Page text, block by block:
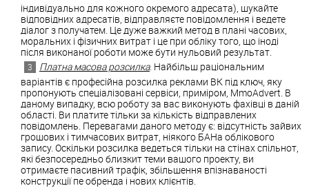
індивідуально для кожного окремого адресата), шукайте
відповідних адресатів, відправляєте повідомлення і ведете
діалог з получатем. Це дуже важкий метод в плані часових,
моральних і фізичних витрат і це при обліку того, що іноді
після виконаної роботи може бути нульовий результат.
Платна масова розсилка. Найбільш раціональним
варіантів є професійна розсилка реклами ВК під ключ, яку
пропонують спеціалізовані сервіси, приміром, MmoAdvert. В
даному випадку, всю роботу за вас виконують фахівці в даній
області. Ви платите тільки за кількість відправлених
повідомлень. Перевагами даного методу є: відсутність зайвих
грошових і тимчасових витрат, ніякого БАНа облікового
запису. Оскільки розсилка ведеться тільки на стінах спільнот,
які безпосередньо близкит теми вашого проекту, ви
отримаєте пасивний трафік, збільшення впізнаваності
конструкції пе обренда і нових клієнтів.